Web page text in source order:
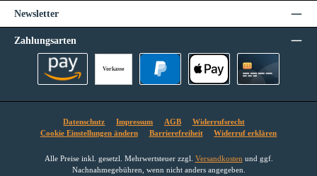
Newsletter
Zahlungsarten
Vorkasse
Datenschutz Impressum AGB
Widerrufsrecht
Cookie Einstellungen ändern
Barrierefreiheit Widerruf erklären
Alle Preise inkl. gesetzl. Mehrwertsteuer zzgl. Versandkosten und ggf.
Nachnahmegebühren, wenn nicht anders angegeben.